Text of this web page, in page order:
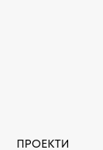
ПРОЕКТИ